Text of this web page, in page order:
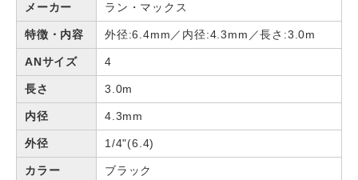
メーカー ラン・マックス
特徴・内容 外径:6.4mm／内径:4.3mm／長さ:3.0m
ANサイズ 4
長さ 3.0m
内径 4.3mm
外径 1/4"(6.4)
カラー ブラック